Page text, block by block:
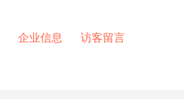
企业信息 访客留言